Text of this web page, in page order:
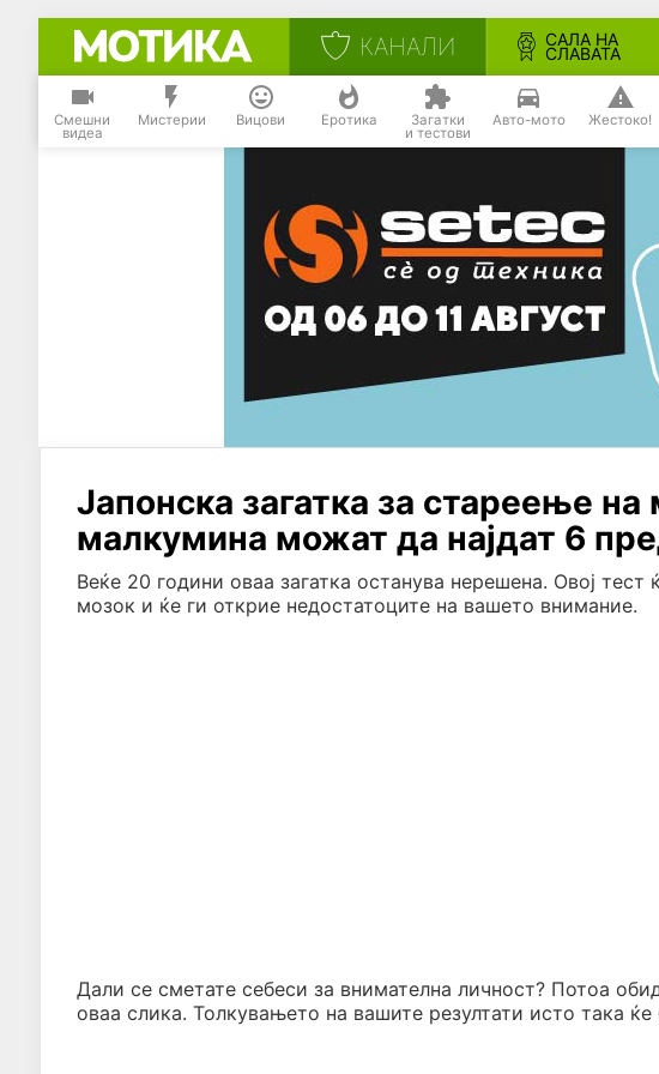
КАНАЛИ САЛА НА
СЛАВАТА
Смешни
видеа
Мистерии Вицови Еротика Загатки
и тестови
Авто-мото Жестоко!
Јапонска загатка за стареење
малкумина можат да најдат 6
Веќе 20 години оваа загатка останува нерешена. Овој
мозок и ќе ги открие недостатоците на вашето внимание.
Дали се сметате себеси за внимателна личност? Потоа
оваа слика. Толкувањето на вашите резултати исто така